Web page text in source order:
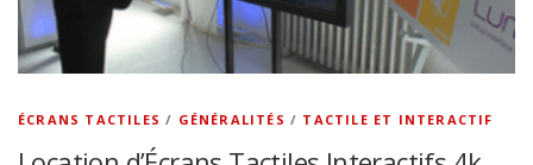
ÉCRANS TACTILES / GÉNÉRALITÉS / TACTILE ET INTERACTIF